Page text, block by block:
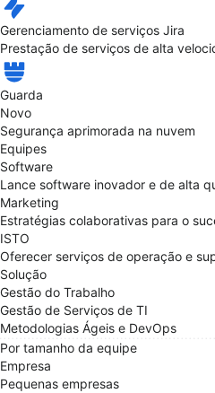
Gerenciamento de serviços Jira
Prestação de serviços de alta
Guarda
Novo
Segurança aprimorada na nuvem
Equipes
Software
Lance software inovador e de alta
Marketing
Estratégias colaborativas para o
ISTO
Oferecer serviços de operação e
Solução
Gestão do Trabalho
Gestão de Serviços de TI
Metodologias Ágeis e DevOps
Por tamanho da equipe
Empresa
Pequenas empresas